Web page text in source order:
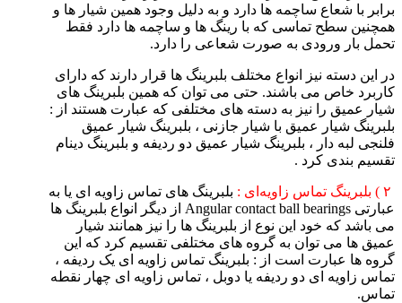
برابر با شعاع ساچمه ها دارد و به دلیل وجود همین شیار ها و
همچنین سطح تماسی که با رینگ ها و ساچمه ها دارد فقط
تحمل بار ورودی به صورت شعاعی را دارد.
در این دسته نیز انواع مختلف بلبرینگ ها قرار دارند که دارای
کاربرد خاص می باشند. حتی می توان که همین بلبرینگ های
شیار عمیق را نیز به دسته های مختلفی که عبارت هستند از :
بلبرینگ شیار عمیق با شیار جازنی ، بلبرینگ شیار عمیق
فلنجی لبه دار ، بلبرینگ شیار عمیق دو ردیفه و بلبرینگ دینام
تقسیم بندی کرد .
بلبرینگ های تماس زاویه ای یا به
عبارتی Angular contact ball bearings از دیگر انواع بلبرینگ ها
می باشد که خود این نوع از بلبرینگ ها را نیز همانند شیار
عمیق ها می توان به گروه های مختلفی تقسیم کرد که این
گروه ها عبارت است از : بلبرینگ تماس زاویه ای یک ردیفه ،
تماس زاویه ای دو ردیفه یا دوبل ، تماس زاویه ای چهار نقطه
تماس.